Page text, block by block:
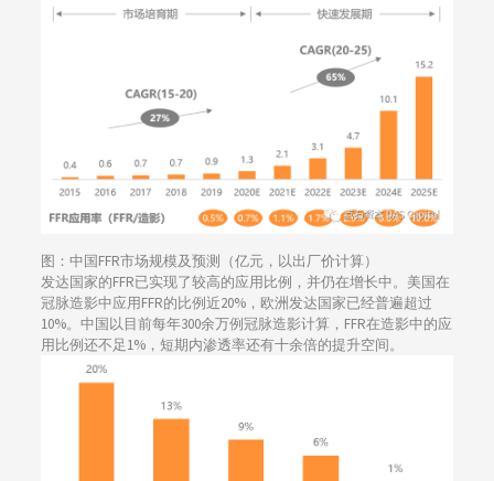
图：中国FFR市场规模及预测（亿元，以出厂价计算）
发达国家的FFR已实现了较高的应用比例，并仍在增长中。美国在
冠脉造影中应用FFR的比例近20%，欧洲发达国家已经普遍超过
10%。中国以目前每年300余万例冠脉造影计算，FFR在造影中的应
用比例还不足1%，短期内渗透率还有十余倍的提升空间。